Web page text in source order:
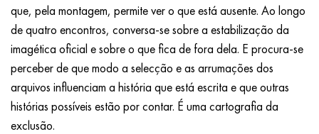
que, pela montagem, permite ver o que está ausente. Ao longo
de quatro encontros, conversa-se sobre a estabilização da
imagética oficial e sobre o que fica de fora dela. E procura-se
perceber de que modo a selecção e as arrumações dos
arquivos influenciam a história que está escrita e que outras
histórias possíveis estão por contar. É uma cartografia da
exclusão.